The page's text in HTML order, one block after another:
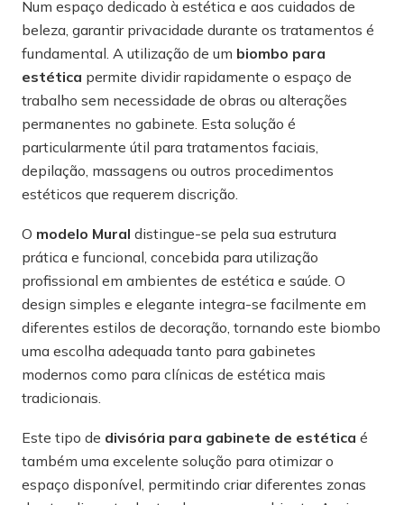
Num espaço dedicado à estética e aos cuidados de
beleza, garantir privacidade durante os tratamentos é
fundamental. A utilização de um biombo para
estética permite dividir rapidamente o espaço de
trabalho sem necessidade de obras ou alterações
permanentes no gabinete. Esta solução é
particularmente útil para tratamentos faciais,
depilação, massagens ou outros procedimentos
estéticos que requerem discrição.
O modelo Mural distingue-se pela sua estrutura
prática e funcional, concebida para utilização
profissional em ambientes de estética e saúde. O
design simples e elegante integra-se facilmente em
diferentes estilos de decoração, tornando este biombo
uma escolha adequada tanto para gabinetes
modernos como para clínicas de estética mais
tradicionais.
Este tipo de divisória para gabinete de estética é
também uma excelente solução para otimizar o
espaço disponível, permitindo criar diferentes zonas